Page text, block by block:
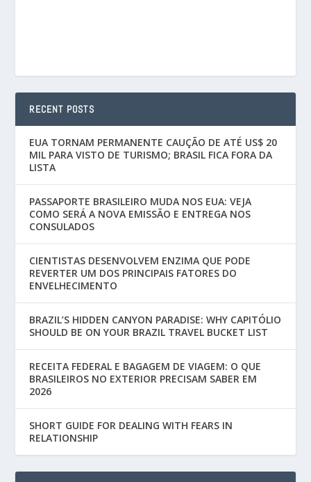
RECENT POSTS
EUA TORNAM PERMANENTE CAUÇÃO DE ATÉ US$ 20
MIL PARA VISTO DE TURISMO; BRASIL FICA FORA DA
LISTA
PASSAPORTE BRASILEIRO MUDA NOS EUA: VEJA
COMO SERÁ A NOVA EMISSÃO E ENTREGA NOS
CONSULADOS
CIENTISTAS DESENVOLVEM ENZIMA QUE PODE
REVERTER UM DOS PRINCIPAIS FATORES DO
ENVELHECIMENTO
BRAZIL’S HIDDEN CANYON PARADISE: WHY CAPITÓLIO
SHOULD BE ON YOUR BRAZIL TRAVEL BUCKET LIST
RECEITA FEDERAL E BAGAGEM DE VIAGEM: O QUE
BRASILEIROS NO EXTERIOR PRECISAM SABER EM
2026
SHORT GUIDE FOR DEALING WITH FEARS IN
RELATIONSHIP